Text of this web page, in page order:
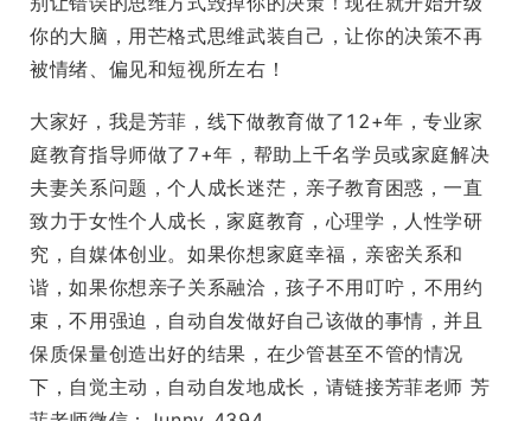
你的大脑，用芒格式思维武装自己，让你的决策不再
被情绪、偏见和短视所左右！
大家好，我是芳菲，线下做教育做了12+年，专业家
庭教育指导师做了7+年，帮助上千名学员或家庭解决
夫妻关系问题，个人成长迷茫，亲子教育困惑，一直
致力于女性个人成长，家庭教育，心理学，人性学研
究，自媒体创业。如果你想家庭幸福，亲密关系和
谐，如果你想亲子关系融洽，孩子不用叮咛，不用约
束，不用强迫，自动自发做好自己该做的事情，并且
保质保量创造出好的结果，在少管甚至不管的情况
下，自觉主动，自动自发地成长，请链接芳菲老师 芳